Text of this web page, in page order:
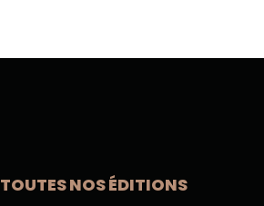
TOUTES NOS ÉDITIONS